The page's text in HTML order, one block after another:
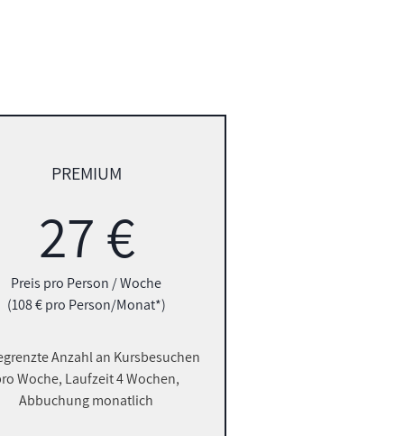
PREMIUM
27 €
Preis pro Person / Woche
(108 € pro Person/Monat*)
Anzahl an Kursbesuchen
Woche, Laufzeit 4 Wochen,
Abbuchung monatlich